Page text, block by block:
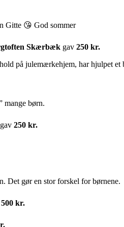
Gitte 😘 God sommer
Skærbæk gav 250 kr.
på julemærkehjem, har hjulpet et
mange børn.
gav 250 kr.
Det gør en stor forskel for børnene.
500 kr.